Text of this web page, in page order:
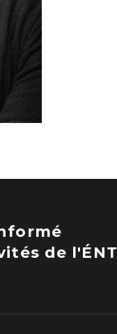
de l'ÉNT